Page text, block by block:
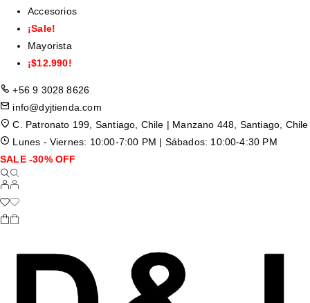
Accesorios
¡Sale!
Mayorista
¡$12.990!
+56 9 3028 8626
info@dyjtienda.com
C. Patronato 199, Santiago, Chile | Manzano 448, Santiago, Chile
Lunes - Viernes: 10:00-7:00 PM | Sábados: 10:00-4:30 PM
SALE -30% OFF